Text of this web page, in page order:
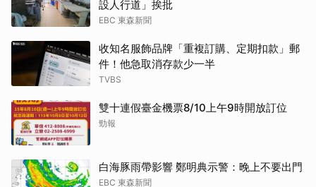
設人行道」挨批
EBC 東森新聞
收知名服飾品牌「重複訂購、定期扣款」郵
件！他急取消存款少一半
TVBS
雙十連假臺金機票8/10上午9時開放訂位
勁報
白海豚雨帶影響 鄭明典示警：晚上不要出門
EBC 東森新聞